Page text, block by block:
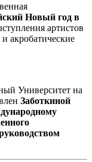
Новый год в
артистов
акробатические
Университет на
Заботкиной